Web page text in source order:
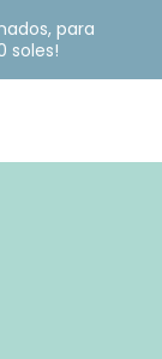
para
soles!